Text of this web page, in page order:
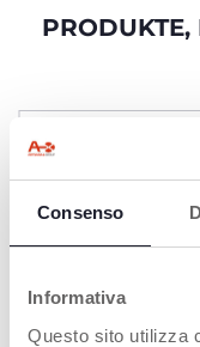
Consenso
Informativa
Questo sito utilizza
PRODUKTE,